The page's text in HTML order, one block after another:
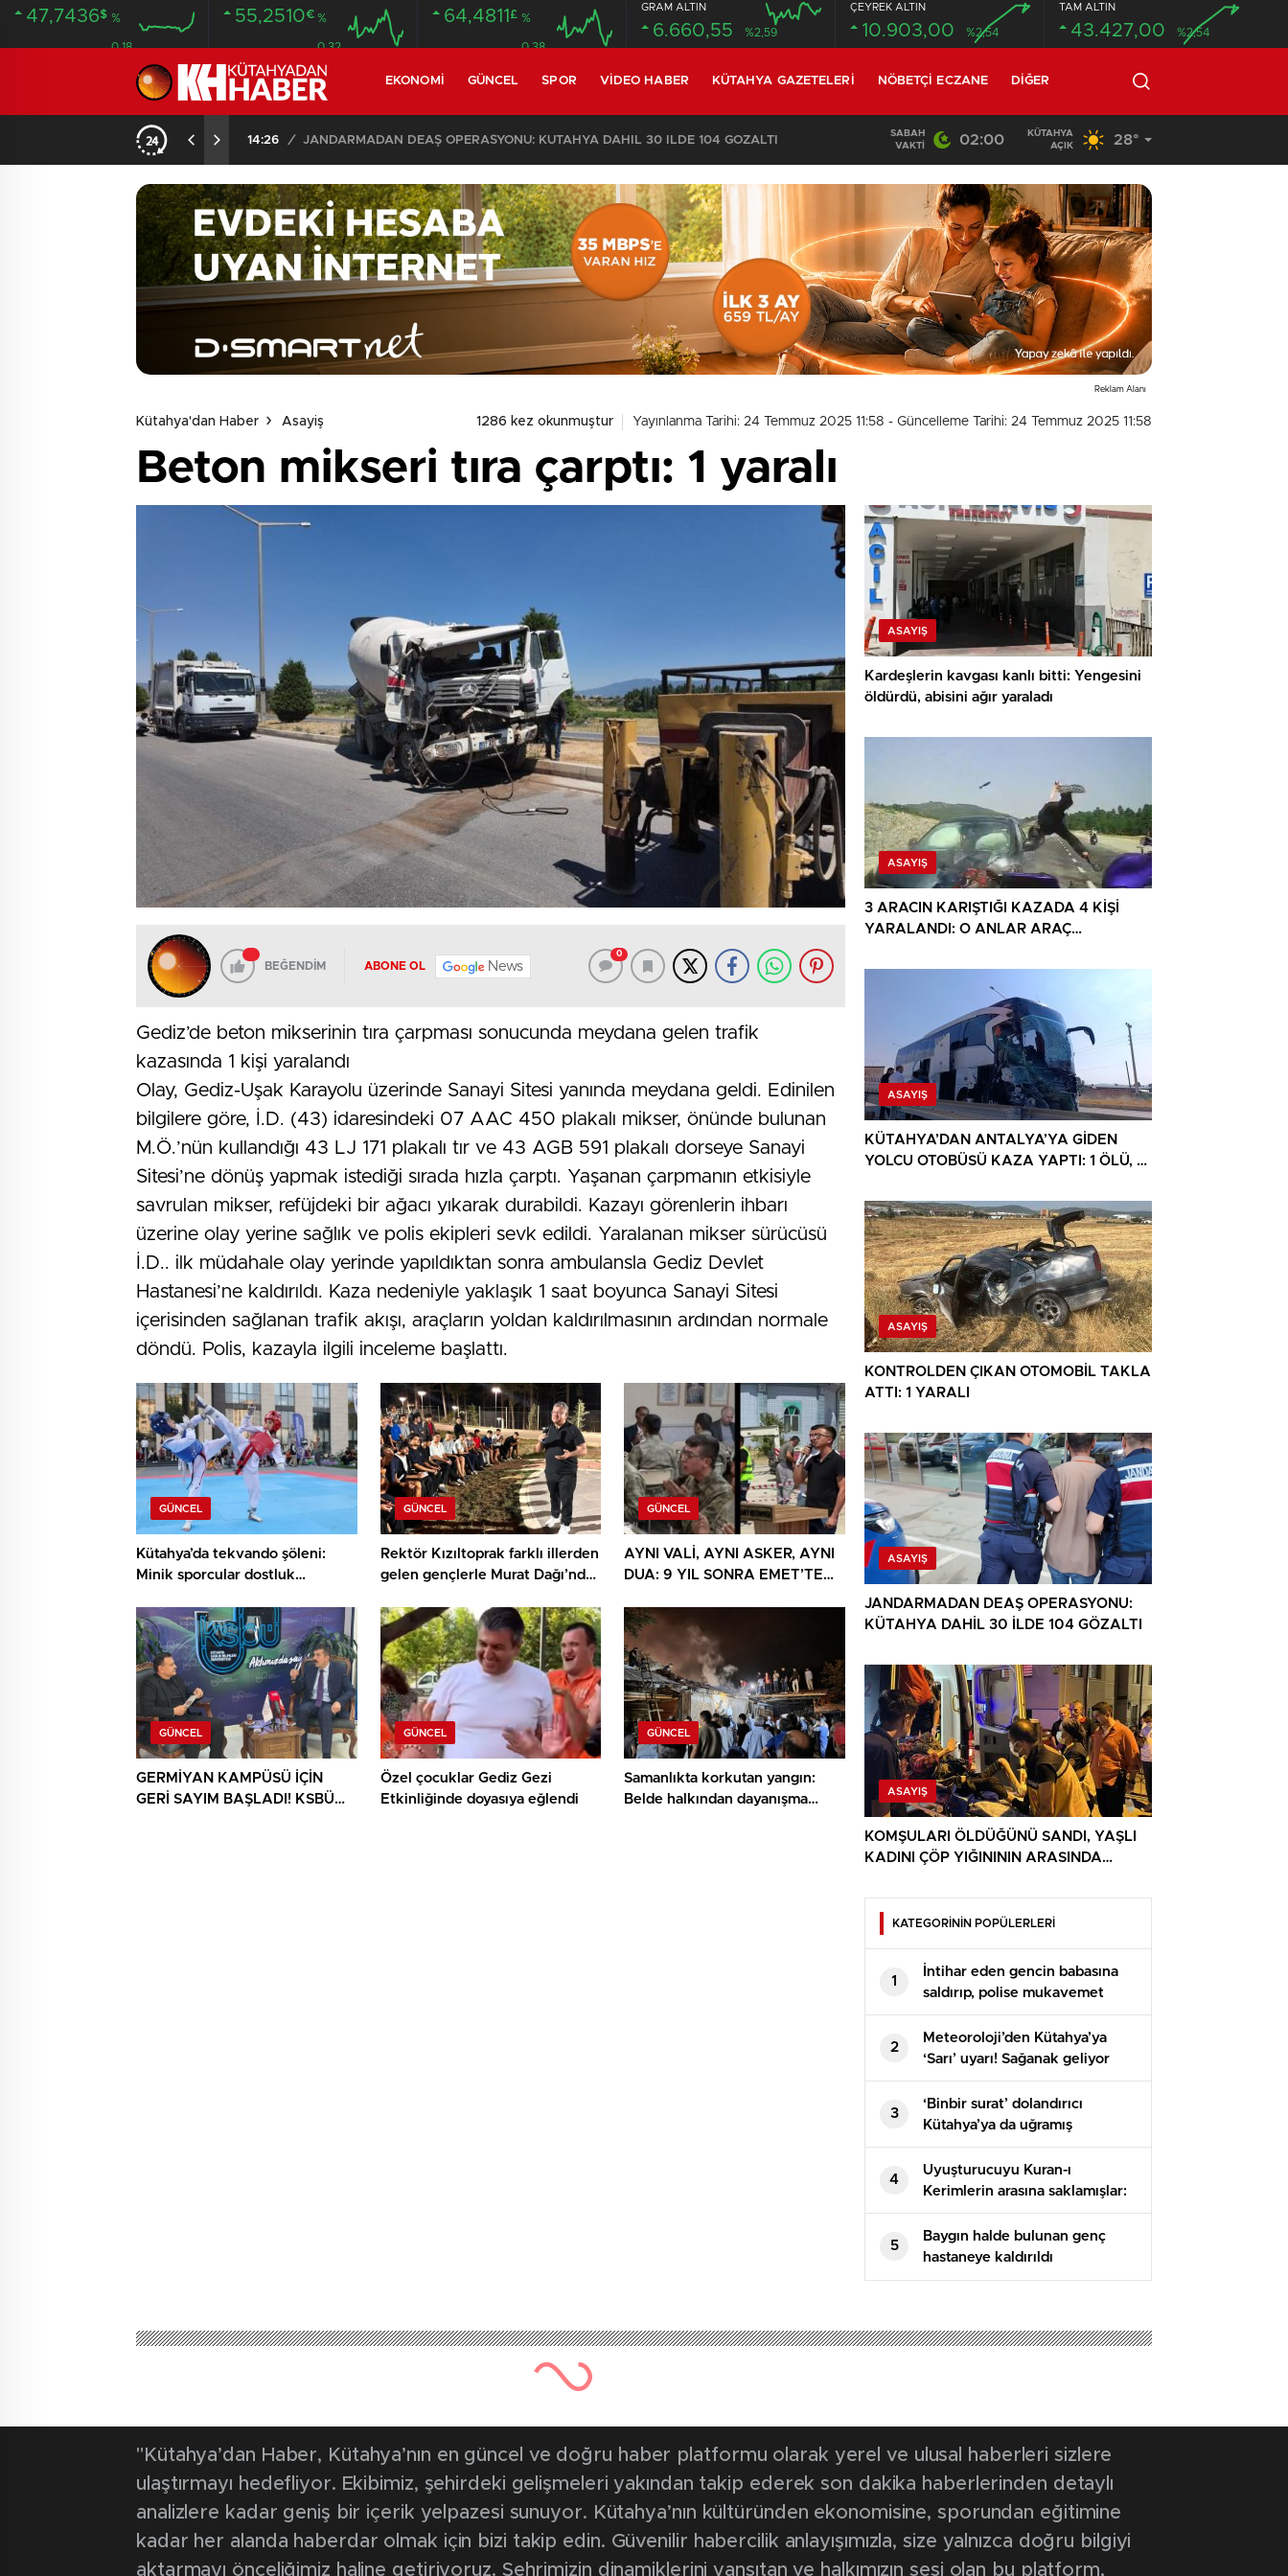
47,7436$ %
0.18
55,2510€ %
0.32
64,4811 £ %
0.38
GRAM ALTIN
6.660,55 %2,59
ÇEYREK ALTIN
10.903,00 %2,54
TAM ALTIN
43.427,00 %2,54
EKONOMI GÜNCEL SPOR VIDEO HABER KÜTAHYA GAZETELERI NÖBETÇI ECZANE DIĞER
14:26 / JANDARMADAN DEAŞ OPERASYONU: KÜTAHYA DAHİL 30 İLDE 104 GÖZALTI 02:03 /
SABAH
VAKTI
02:00
KÜTAHYA
AÇIK
28°
Reklam Alanı
Kütahya'dan Haber Asayiş 1286 kez okunmuştur Yayınlanma Tarihi: 24 Temmuz 2025 11:58 - Güncelleme Tarihi: 24 Temmuz 2025 11:58
Beton mikseri tıra çarptı: 1 yaralı
BEĞENDİM ABONE OL News
0
Gediz’de beton mikserinin tıra çarpması sonucunda meydana gelen trafik
kazasında 1 kişi yaralandı
Olay, Gediz-Uşak Karayolu üzerinde Sanayi Sitesi yanında meydana geldi. Edinilen
bilgilere göre, İ.D. (43) idaresindeki 07 AAC 450 plakalı mikser, önünde bulunan
M.Ö.’nün kullandığı 43 LJ 171 plakalı tır ve 43 AGB 591 plakalı dorseye Sanayi
Sitesi’ne dönüş yapmak istediği sırada hızla çarptı. Yaşanan çarpmanın etkisiyle
savrulan mikser, refüjdeki bir ağacı yıkarak durabildi. Kazayı görenlerin ihbarı
üzerine olay yerine sağlık ve polis ekipleri sevk edildi. Yaralanan mikser sürücüsü
İ.D.. ilk müdahale olay yerinde yapıldıktan sonra ambulansla Gediz Devlet
Hastanesi’ne kaldırıldı. Kaza nedeniyle yaklaşık 1 saat boyunca Sanayi Sitesi
içerisinden sağlanan trafik akışı, araçların yoldan kaldırılmasının ardından normale
döndü. Polis, kazayla ilgili inceleme başlattı.
GÜNCEL
Kütahya’da tekvando şöleni:
Minik sporcular dostluk
GÜNCEL
Rektör Kızıltoprak farklı illerden
gelen gençlerle Murat Dağı’nda
GÜNCEL
AYNI VALİ, AYNI ASKER, AYNI
DUA: 9 YIL SONRA EMET’TE
GÜNCEL
GERMİYAN KAMPÜSÜ İÇİN
GERİ SAYIM BAŞLADI! KSBÜ
GÜNCEL
Özel çocuklar Gediz Gezi
Etkinliğinde doyasıya eğlendi
GÜNCEL
Samanlıkta korkutan yangın:
Belde halkından dayanışma
ASAYIŞ
Kardeşlerin kavgası kanlı bitti: Yengesini
öldürdü, abisini ağır yaraladı
ASAYIŞ
3 ARACIN KARIŞTIĞI KAZADA 4 KİŞİ
YARALANDI: O ANLAR ARAÇ
ASAYIŞ
KÜTAHYA’DAN ANTALYA’YA GİDEN
YOLCU OTOBÜSÜ KAZA YAPTI: 1 ÖLÜ, 15
ASAYIŞ
KONTROLDEN ÇIKAN OTOMOBİL TAKLA
ATTI: 1 YARALI
ASAYIŞ
JANDARMADAN DEAŞ OPERASYONU:
KÜTAHYA DAHİL 30 İLDE 104 GÖZALTI
ASAYIŞ
KOMŞULARI ÖLDÜĞÜNÜ SANDI, YAŞLI
KADINI ÇÖP YIĞINININ ARASINDA
KATEGORİNİN POPÜLERLERİ
1
İntihar eden gencin babasına
saldırıp, polise mukavemet
eden 6 şüpheli gözaltına alındı
2
Meteoroloji’den Kütahya’ya
‘Sarı’ uyarı! Sağanak geliyor
3
‘Binbir surat’ dolandırıcı
Kütahya’ya da uğramış
4
Uyuşturucuyu Kuran-ı
Kerimlerin arasına saklamışlar:
5 tutuklama
5
Baygın halde bulunan genç
hastaneye kaldırıldı
"Kütahya’dan Haber, Kütahya’nın en güncel ve doğru haber platformu olarak yerel ve ulusal haberleri sizlere
ulaştırmayı hedefliyor. Ekibimiz, şehirdeki gelişmeleri yakından takip ederek son dakika haberlerinden detaylı
analizlere kadar geniş bir içerik yelpazesi sunuyor. Kütahya’nın kültüründen ekonomisine, sporundan eğitimine
kadar her alanda haberdar olmak için bizi takip edin. Güvenilir habercilik anlayışımızla, size yalnızca doğru bilgiyi
aktarmayı önceliğimiz haline getiriyoruz. Şehrimizin dinamiklerini yansıtan ve halkımızın sesi olan bu platform,